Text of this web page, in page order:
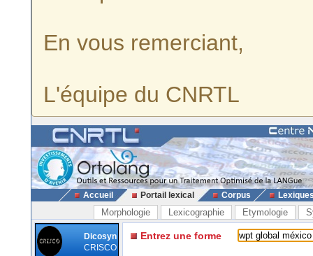
En vous remerciant,
L'équipe du CNRTL
Accueil Portail lexical Corpus
Morphologie Lexicographie Etymologie
Dicosyn
CRISCO
Entrez une forme